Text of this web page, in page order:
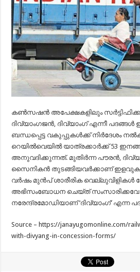
കണ്‍സഷന്‍ അപേക്ഷകളിലും
ദിവ്യാംഗജന്‍, ദിവ്യാംഗ് എന്നീ പദങ്ങള്‍
ബന്ധപ്പെട്ട വകുപ്പുകള്‍ക്ക് നിര്‍ദേശം
റെയില്‍വെയില്‍ യാത്രക്കാര്‍ക്ക് 53
അനുവദിക്കുന്നത്. മുതിര്‍ന്ന പൗരന്‍,
സൈനികന്‍ തുടങ്ങിയവര്‍ക്കാണ്
വര്‍ഷം മുന്‍പ് ശാരീരിക വെല്ലുവിളികള്‍
അഭിസംബോധന ചെയ്ത് സംസാരിക്കവേ
നരേന്ദ്രമോഡിയാണ് ‘ദിവ്യാംഗ്’ എന്ന
Source – https://janayugomonline.com/
with-divyang-in-concession-forms/